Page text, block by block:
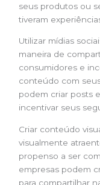
seus produtos ou
tiveram
Utilizar mídias
maneira de
consumidores e
conteúdo com
podem criar posts
incentivar seus
Criar conteúdo
visualmente
propenso a ser
empresas podem
para compartilhar